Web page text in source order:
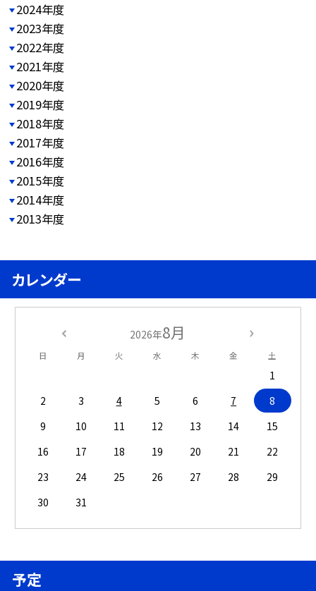
2024年度
2023年度
2022年度
2021年度
2020年度
2019年度
2018年度
2017年度
2016年度
2015年度
2014年度
2013年度
カレンダー
2026年8月
日 月 火 水 木 金 土
1
2
3 4 5 6 7
8
9
10 11 12 13 14
15
16
17 18 19 20 21
22
23
24 25 26 27 28
29
30
31
予定